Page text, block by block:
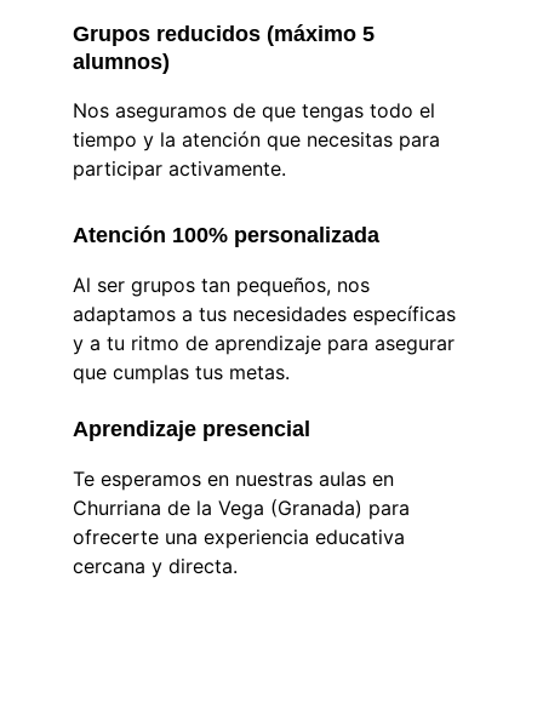
Atención 100% personalizada
Al ser grupos tan pequeños, nos
adaptamos a tus necesidades específicas
y a tu ritmo de aprendizaje para asegurar
que cumplas tus metas.
Aprendizaje presencial
Te esperamos en nuestras aulas en
Churriana de la Vega (Granada) para
ofrecerte una experiencia educativa
cercana y directa.
Grupos reducidos (máximo 5
alumnos)
Nos aseguramos de que tengas todo el
tiempo y la atención que necesitas para
participar activamente.